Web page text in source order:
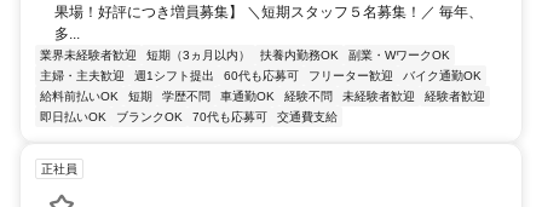
果場！好評につき増員募集】 ＼短期スタッフ５名募集！／ 毎年、
多...
業界未経験者歓迎 短期（3ヵ月以内） 扶養内勤務OK
副業・WワークOK
主婦・主夫歓迎
週1シフト提出 60代も応募可 フリーター歓迎
バイク通勤OK
給料前払いOK
短期 学歴不問 車通勤OK 経験不問 未経験者歓迎
経験者歓迎
即日払いOK
ブランクOK 70代も応募可 交通費支給
正社員